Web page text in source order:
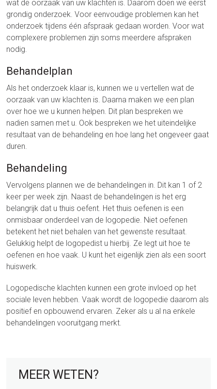
wat de oorzaak van uw klachten is. Daarom doen we eerst
grondig onderzoek. Voor eenvoudige problemen kan het
onderzoek tijdens één afspraak gedaan worden. Voor wat
complexere problemen zijn soms meerdere afspraken
nodig.
Behandelplan
Als het onderzoek klaar is, kunnen we u vertellen wat de
oorzaak van uw klachten is. Daarna maken we een plan
over hoe we u kunnen helpen. Dit plan bespreken we
nadien samen met u. Ook bespreken we het uiteindelijke
resultaat van de behandeling en hoe lang het ongeveer gaat
duren.
Behandeling
Vervolgens plannen we de behandelingen in. Dit kan 1 of 2
keer per week zijn. Naast de behandelingen is het erg
belangrijk dat u thuis oefent. Het thuis oefenen is een
onmisbaar onderdeel van de logopedie. Niet oefenen
betekent het niet behalen van het gewenste resultaat.
Gelukkig helpt de logopedist u hierbij. Ze legt uit hoe te
oefenen en hoe vaak. U kunt het eigenlijk zien als een soort
huiswerk.
Logopedische klachten kunnen een grote invloed op het
sociale leven hebben. Vaak wordt de logopedie daarom als
positief en opbouwend ervaren. Zeker als u al na enkele
behandelingen vooruitgang merkt.
sidebar
Page
Sidebar
MEER WETEN?